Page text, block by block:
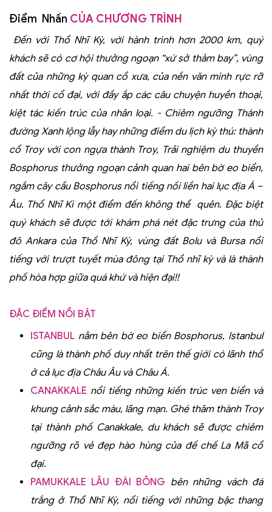
Điểm Nhấn CỦA CHƯƠNG TRÌNH
Đến với Thổ Nhĩ Kỳ, với hành trình hơn 2000 km, quý
khách sẽ có cơ hội thưởng ngoạn “xứ sở thảm bay”, vùng
đất của những kỳ quan cổ xưa, của nền văn minh rực rỡ
nhất thời cổ đại, với đầy ắp các câu chuyện huyền thoại,
kiệt tác kiến trúc của nhân loại. - Chiêm ngưỡng Thánh
đường Xanh lộng lẫy hay những điểm du lịch kỳ thú: thành
cổ Troy với con ngựa thành Troy, Trải nghiệm du thuyền
Bosphorus thưởng ngoạn cảnh quan hai bên bờ eo biển,
ngắm cây cầu Bosphorus nổi tiếng nối liền hai lục địa Á –
Âu. Thổ Nhĩ Kì một điểm đến không thể quên. Đặc biệt
quý khách sẽ được tới khám phá nét đặc trưng của thủ
đô Ankara của Thổ Nhĩ Kỳ, vùng đất Bolu và Bursa nổi
tiếng với trượt tuyết mùa đông tại Thổ nhĩ kỳ và là thành
phố hòa hợp giữa quá khứ và hiện đại!!
ĐẶC ĐIỂM NỔI BẬT
ISTANBUL nằm bên bờ eo biển Bosphorus, Istanbul
cũng là thành phố duy nhất trên thế giới có lãnh thổ
ở cả lục địa Châu Âu và Châu Á.
CANAKKALE nổi tiếng những kiến trúc ven biển và
khung cảnh sắc màu, lãng mạn. Ghé thăm thành Troy
tại thành phố Canakkale, du khách sẽ được chiêm
ngưỡng rõ vẻ đẹp hào hùng của đế chế La Mã cổ
đại.
PAMUKKALE LÂU ĐÀI BÔNG bên những vách đá
trắng ở Thổ Nhĩ Kỳ, nổi tiếng với những bậc thang